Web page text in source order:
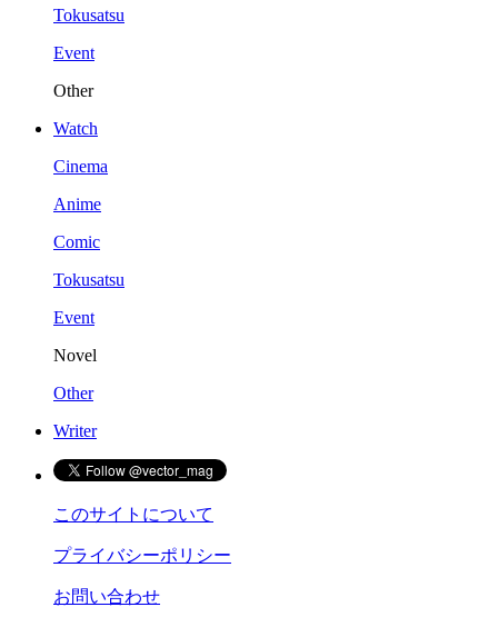
Tokusatsu
Event
Other
Watch
Cinema
Anime
Comic
Tokusatsu
Event
Novel
Other
Writer
このサイトについて
プライバシーポリシー
お問い合わせ